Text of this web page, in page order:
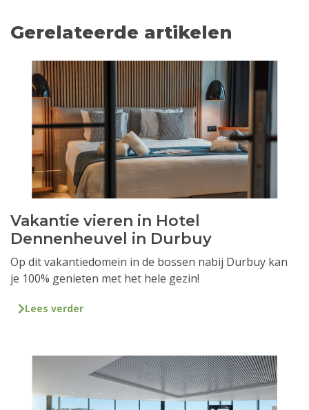
Gerelateerde artikelen
Vakantie vieren in Hotel
Dennenheuvel in Durbuy
Op dit vakantiedomein in de bossen nabij Durbuy kan
je 100% genieten met het hele gezin!
Lees verder